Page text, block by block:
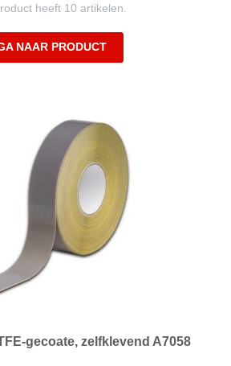
heeft 10 artikelen.
NAAR PRODUCT
gecoate, zelfklevend A7058